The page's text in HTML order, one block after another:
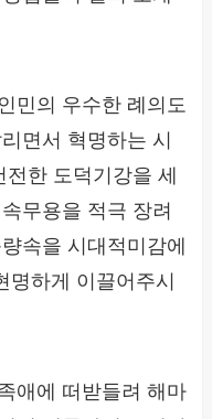
민의 우수한 례의도
면서 혁명하는 시
한 도덕기강을 세
무용을 적극 장려
속을 시대적미감에
하게 이끌어주시
애에 떠받들려 해마